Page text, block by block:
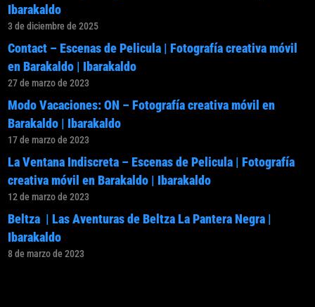
Ibarakaldo
3 de diciembre de 2025
Contact – Escenas de Pelicula | Fotografía creativa móvil
en Barakaldo | Ibarakaldo
27 de marzo de 2023
Modo Vacaciones: ON – Fotografía creativa móvil en
Barakaldo | Ibarakaldo
17 de marzo de 2023
La Ventana Indiscreta – Escenas de Pelicula | Fotografía
creativa móvil en Barakaldo | Ibarakaldo
12 de marzo de 2023
Beltza | Las Aventuras de Beltza La Pantera Negra |
Ibarakaldo
8 de marzo de 2023